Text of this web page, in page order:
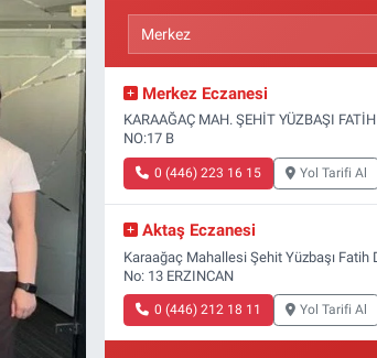
Merkez Eczanesi
KARAAĞAÇ MAH. ŞEHİT YÜZBAŞI
NO:17 B
0 (446) 223 16 15 Yol Tarifi Al
Aktaş Eczanesi
Karaağaç Mahallesi Şehit Yüzbaşı Fatih
No: 13 ERZINCAN
0 (446) 212 18 11 Yol Tarifi Al